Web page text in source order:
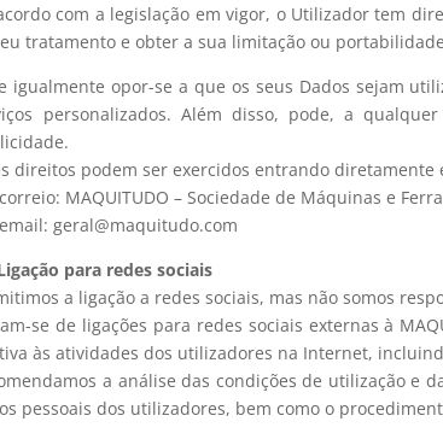
com a legislação em vigor, o Utilizador tem
tratamento e obter a sua limitação ou
igualmente opor-se a que os seus Dados sejam
personalizados. Além disso, pode, a
direitos podem ser exercidos entrando diretamente
MAQUITUDO – Sociedade de Máquinas e
geral@maquitudo.com
para redes sociais
a ligação a redes sociais, mas não somos
se de ligações para redes sociais externas à
às atividades dos utilizadores na Internet,
a análise das condições de utilização e
pessoais dos utilizadores, bem como o